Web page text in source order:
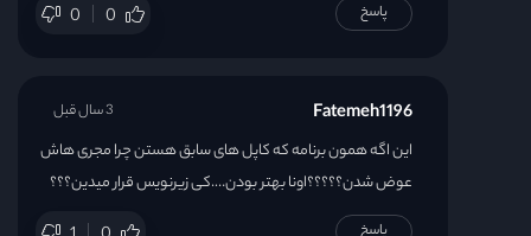
0 0 پاسخ
Fatemeh1196
این اگه همون برنامه که کاپل های سابق هستن چرا مجری هاش
عوض شدن؟؟؟؟؟اونا بهتر بودن….کی زیرنویس قرار میدین؟؟؟
3 سال قبل